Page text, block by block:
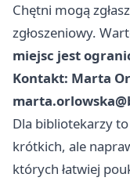
Chętni mogą
zgłoszeniowy.
miejsc jest
Kontakt: Marta
Dla bibliotekarzy
krótkich, ale
których łatwiej